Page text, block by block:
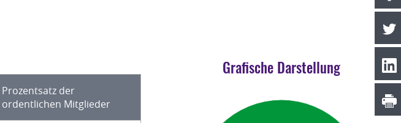
Prozentsatz der
ordentlichen Mitglieder
Grafische Darstellung